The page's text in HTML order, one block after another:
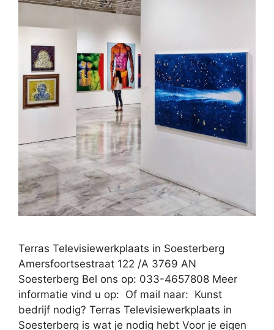
Terras Televisiewerkplaats in Soesterberg
Amersfoortsestraat 122 /A 3769 AN
Soesterberg Bel ons op: 033-4657808 Meer
informatie vind u op: Of mail naar: Kunst
bedrijf nodig? Terras Televisiewerkplaats in
Soesterberg is wat je nodig hebt Voor je eigen